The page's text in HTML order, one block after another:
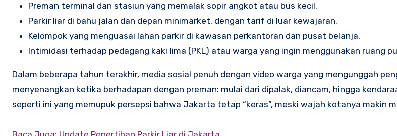
Preman terminal dan stasiun yang memalak sopir angkot atau bus kecil.
Parkir liar di bahu jalan dan depan minimarket, dengan tarif di luar kewajaran.
Kelompok yang menguasai lahan parkir di kawasan perkantoran dan pusat belanja.
Intimidasi terhadap pedagang kaki lima (PKL) atau warga yang ingin menggunakan ruang
Dalam beberapa tahun terakhir, media sosial penuh dengan video warga yang mengunggah
menyenangkan ketika berhadapan dengan preman: mulai dari dipalak, diancam, hingga
seperti ini yang memupuk persepsi bahwa Jakarta tetap “keras”, meski wajah kotanya makin